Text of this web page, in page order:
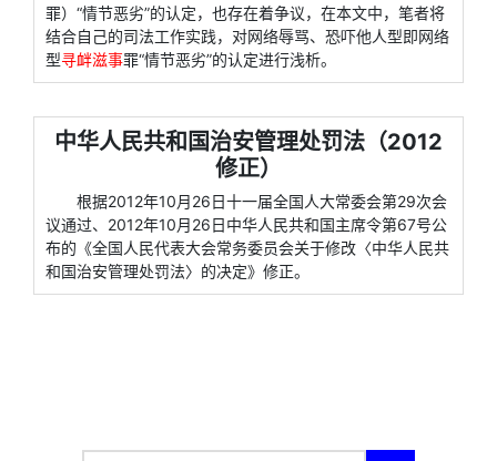
罪）“情节恶劣”的认定，也存在着争议，在本文中，笔者将
结合自己的司法工作实践，对网络辱骂、恐吓他人型即网络
型寻衅滋事罪“情节恶劣”的认定进行浅析。
中华人民共和国治安管理处罚法（2012
修正）
根据2012年10月26日十一届全国人大常委会第29次会
议通过、2012年10月26日中华人民共和国主席令第67号公
布的《全国人民代表大会常务委员会关于修改〈中华人民共
和国治安管理处罚法〉的决定》修正。